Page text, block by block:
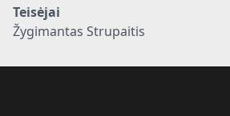
Teisėjai
Žygimantas Strupaitis